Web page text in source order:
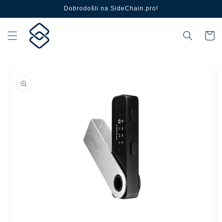
Dobrodošli na SideChain.pro!
Korpa
proizvodu